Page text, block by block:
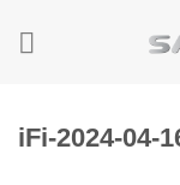
iFi-2024-04-